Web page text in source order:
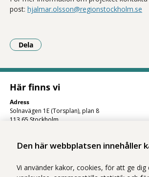
Den här webbplatsen innehåller
Vi använder kakor, cookies, för att ge
post: hjalmar.olsson@regionstockholm.se
Dela
- Klicka för att öppna
Här finns vi
Adress
Solnavägen 1E (Torsplan), plan 8
113 65 Stockholm